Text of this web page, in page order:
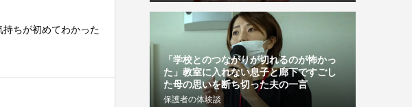
ちが初めてわかった
「学校とのつながりが切れるのが怖かっ
た」教室に入れない息子と廊下ですごし
た母の思いを断ち切った夫の一言
保護者の体験談